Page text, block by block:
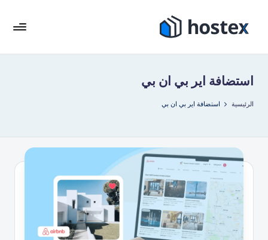
التجاوز
المحتوى
ك
س
عطلتك
على
الطيار
الاصطناعي
استضافة اير بي ان بي
الرئيسية استضافة اير بي ان بي